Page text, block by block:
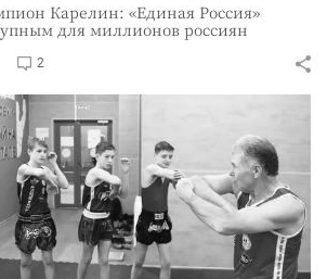
Карелин: «Единая Россия»
для миллионов россиян
2